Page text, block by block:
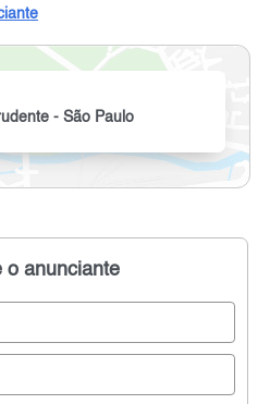
- São Paulo
o anunciante